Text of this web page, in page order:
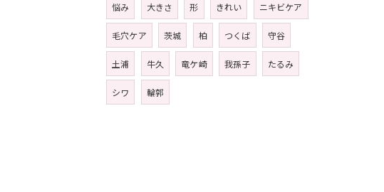
悩み 大きさ 形 きれい ニキビケア
毛穴ケア 茨城 柏 つくば 守谷
土浦 牛久 竜ケ崎 我孫子 たるみ
シワ 輪郭